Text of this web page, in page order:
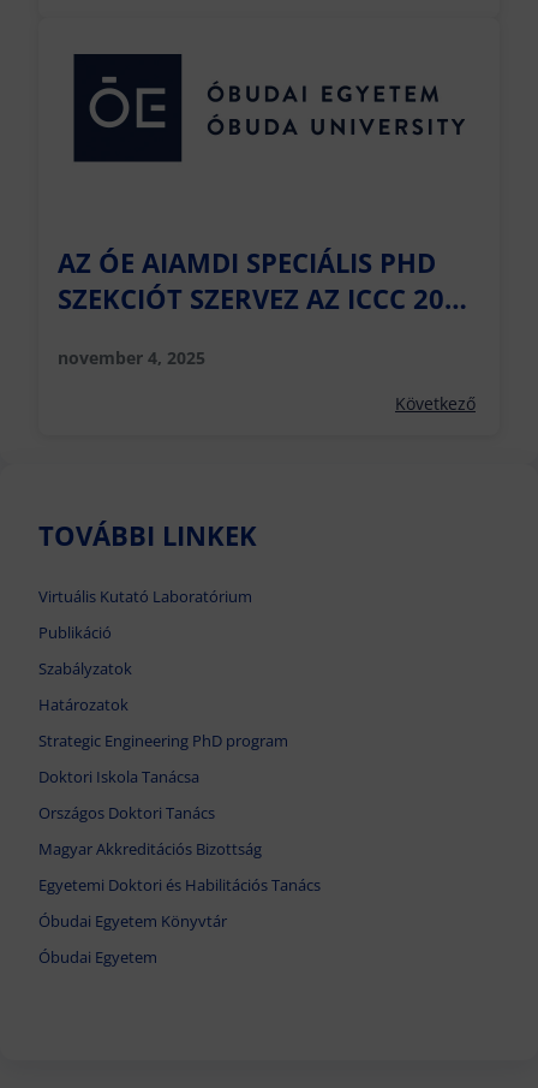
AZ ÓE AIAMDI SPECIÁLIS PHD
SZEKCIÓT SZERVEZ AZ ICCC 2026
november 4, 2025
Következő
TOVÁBBI LINKEK
Virtuális Kutató Laboratórium
Publikáció
Szabályzatok
Határozatok
Strategic Engineering PhD program
Doktori Iskola Tanácsa
Országos Doktori Tanács
Magyar Akkreditációs Bizottság
Egyetemi Doktori és Habilitációs Tanács
Óbudai Egyetem Könyvtár
Óbudai Egyetem